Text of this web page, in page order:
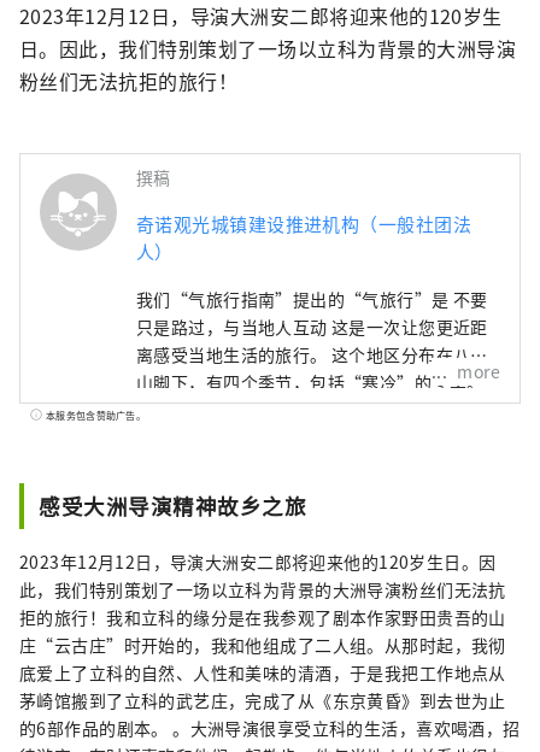
2023年12月12日，导演大洲安二郎将迎来他的120岁生
日。因此，我们特别策划了一场以立科为背景的大洲导演
粉丝们无法抗拒的旅行！
撰稿
奇诺观光城镇建设推进机构（一般社团法
人）
我们“气旅行指南”提出的“气旅行”是 不要
只是路过，与当地人互动 这是一次让您更近距
离感受当地生活的旅行。 这个地区分布在八岳
山脚下，有四个季节，包括“寒冷”的冬季。
有丰富的自然，带来许多祝福。 自一万年前
连接游客和居民 我们创造邂逅，让您体验生活
在该地区的人们的智慧和欢乐。 以及传承下来
的丰富的自然和人类活动 我们的目标是在未来
100 年继续这样做。
more
本服务包含赞助广告。
感受大洲导演精神故乡之旅
2023年12月12日，导演大洲安二郎将迎来他的120岁生日。因
此，我们特别策划了一场以立科为背景的大洲导演粉丝们无法抗
拒的旅行！我和立科的缘分是在我参观了剧本作家野田贵吾的山
庄“云古庄”时开始的，我和他组成了二人组。从那时起，我彻
底爱上了立科的自然、人性和美味的清酒，于是我把工作地点从
茅崎馆搬到了立科的武艺庄，完成了从《东京黄昏》到去世为止
的6部作品的剧本。 。大洲导演很享受立科的生活，喜欢喝酒，招